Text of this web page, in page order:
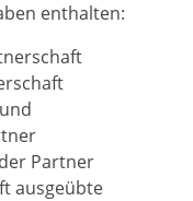
enthalten:
Partner
ausgeübte